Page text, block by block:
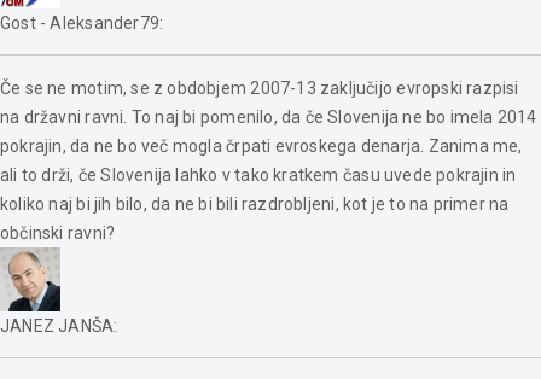
Gost - Aleksander79:
Če se ne motim, se z obdobjem 2007-13 zaključijo evropski razpisi
na državni ravni. To naj bi pomenilo, da če Slovenija ne bo imela 2014
pokrajin, da ne bo več mogla črpati evroskega denarja. Zanima me,
ali to drži, če Slovenija lahko v tako kratkem času uvede pokrajin in
koliko naj bi jih bilo, da ne bi bili razdrobljeni, kot je to na primer na
občinski ravni?
JANEZ JANŠA: